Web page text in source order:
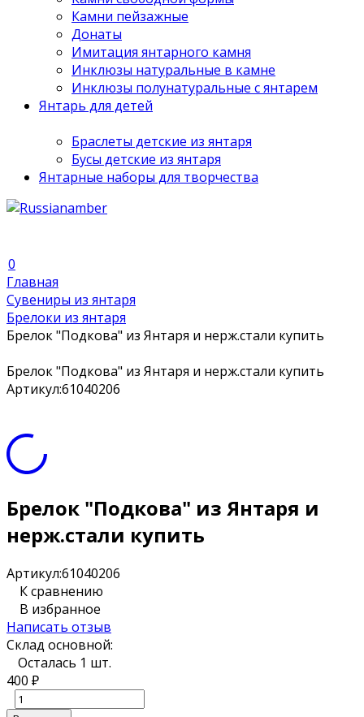
Камни пейзажные
Донаты
Имитация янтарного камня
Инклюзы натуральные в камне
Инклюзы полунатуральные с янтарем
Янтарь для детей
Браслеты детские из янтаря
Бусы детские из янтаря
Янтарные наборы для творчества
0
Главная
Сувениры из янтаря
Брелоки из янтаря
Брелок "Подкова" из Янтаря и нерж.стали купить
Брелок "Подкова" из Янтаря и нерж.стали купить
Артикул:61040206
Брелок "Подкова" из Янтаря и
нерж.стали купить
Артикул:61040206
К сравнению
В избранное
Написать отзыв
Склад основной:
Осталась 1 шт.
400 ₽